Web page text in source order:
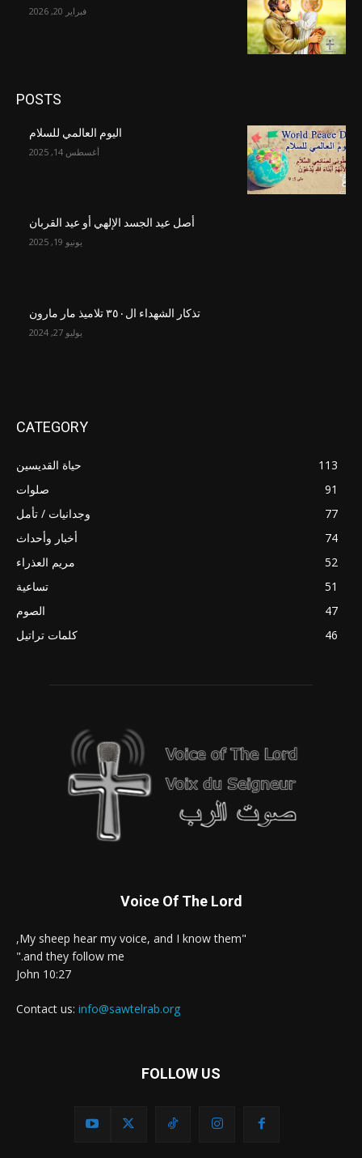
فبراير 20, 2026
POSTS
اليوم العالمي للسلام
أغسطس 14, 2025
أصل عيد الجسد الإلهي أو عيد القربان
يونيو 19, 2025
تذكار الشهداء ال٣٥٠ تلاميذ مار مارون
يوليو 27, 2024
CATEGORY
حياة القديسين
113
صلوات
91
وجدانيات / تأمل
77
أخبار وأحداث
74
مريم العذراء
52
تساعية
51
الصوم
47
كلمات تراتيل
46
Voice Of The Lord
"My sheep hear my voice, and I know them,
and they follow me."
John 10:27
Contact us: info@sawtelrab.org
FOLLOW US